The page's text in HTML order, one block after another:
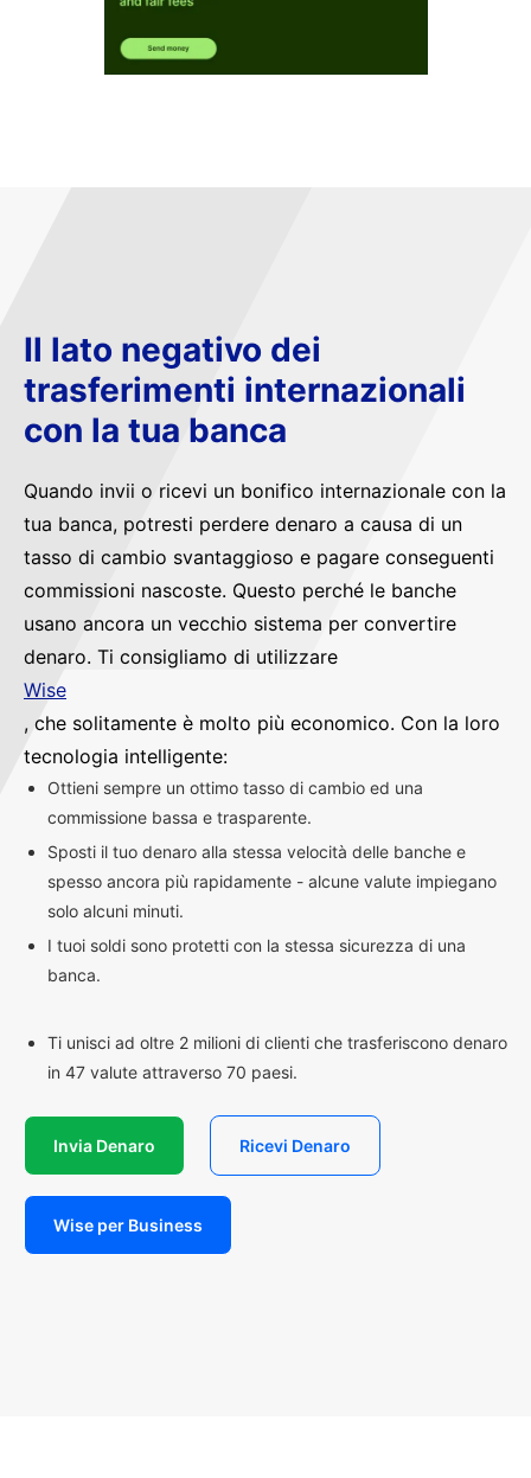
Il lato negativo dei
trasferimenti internazionali
con la tua banca
Quando invii o ricevi un bonifico internazionale con la
tua banca, potresti perdere denaro a causa di un
tasso di cambio svantaggioso e pagare conseguenti
commissioni nascoste. Questo perché le banche
usano ancora un vecchio sistema per convertire
denaro. Ti consigliamo di utilizzare
Wise
, che solitamente è molto più economico. Con la loro
tecnologia intelligente:
Ottieni sempre un ottimo tasso di cambio ed una
commissione bassa e trasparente.
Sposti il tuo denaro alla stessa velocità delle banche e
spesso ancora più rapidamente - alcune valute impiegano
solo alcuni minuti.
I tuoi soldi sono protetti con la stessa sicurezza di una
banca.
Ti unisci ad oltre 2 milioni di clienti che trasferiscono denaro
in 47 valute attraverso 70 paesi.
Invia Denaro Ricevi Denaro
Wise per Business